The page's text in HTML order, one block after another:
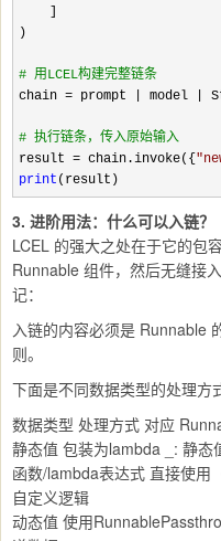
)
# 用LCEL构建完整链条
chain = prompt | model |
# 执行链条，传入原始输入
result = chain.invoke({ "
print (result)
3. 进阶用法：什么可以入链？
LCEL 的强大之处在于它的包
Runnable 组件，然后无缝接
记：
入链的内容必须是 Runnable
则。
下面是不同数据类型的处理方
数据类型 处理方式 对应
静态值 包装为lambda _: 静
函数/lambda表达式 直接使用
自定义逻辑
动态值 使用